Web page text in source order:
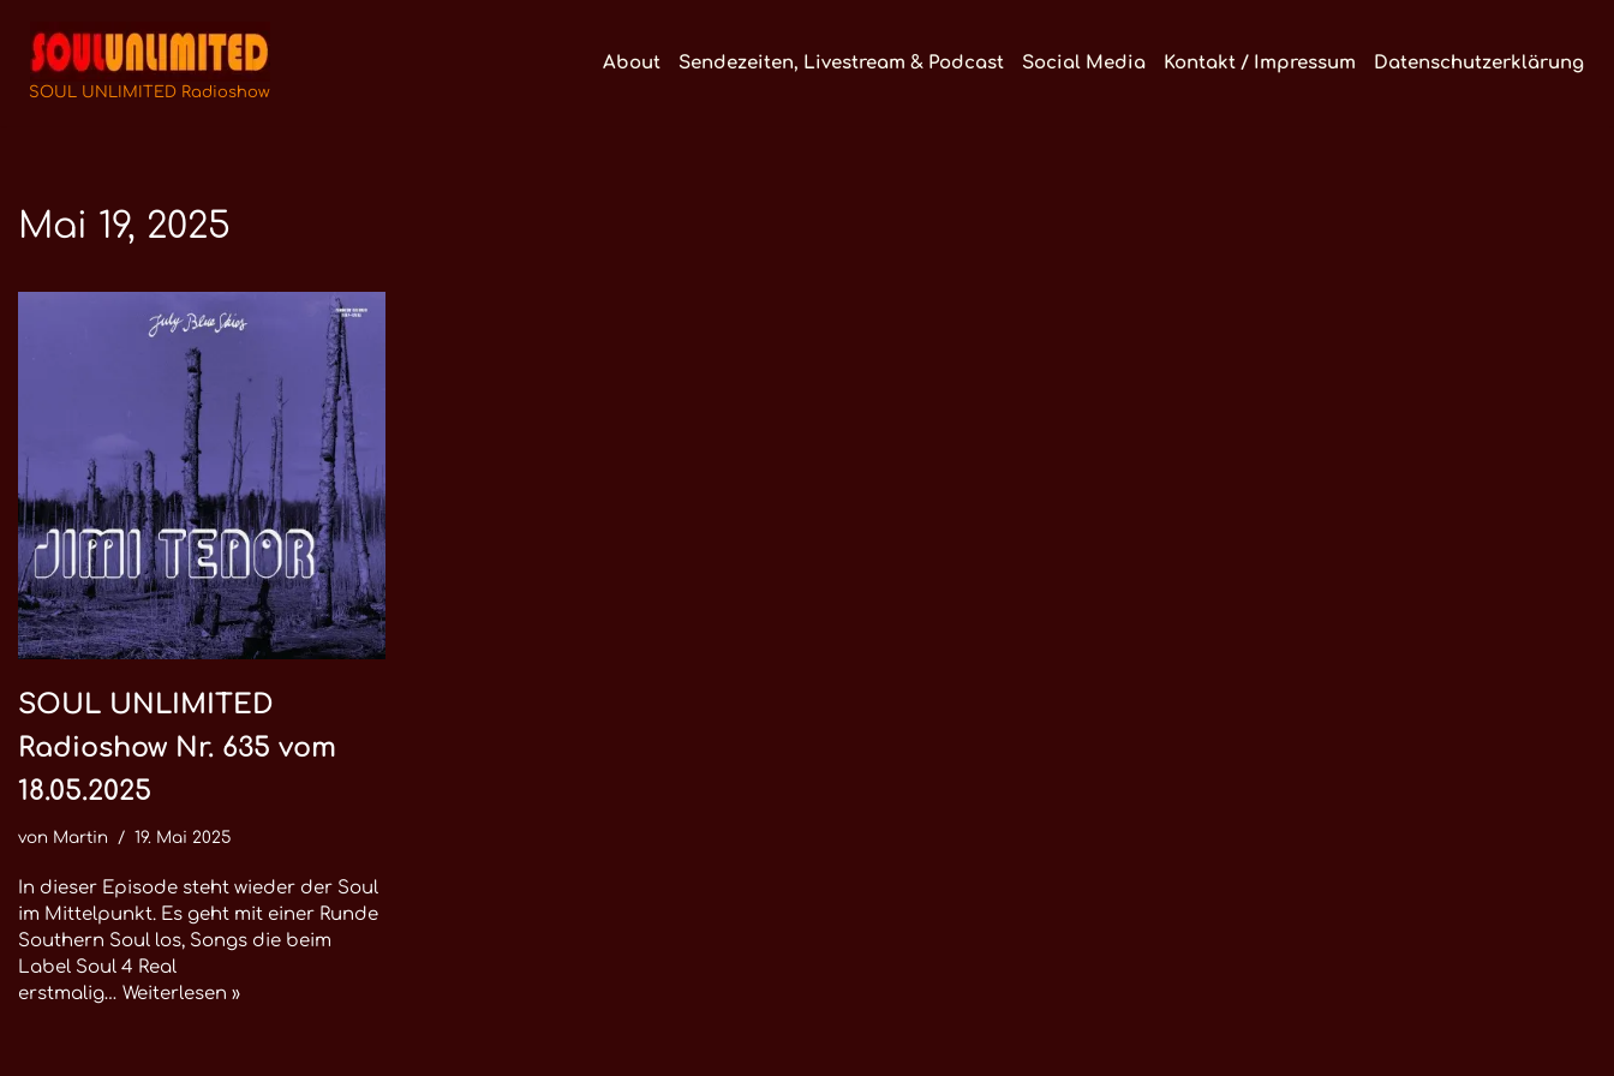
Zum
Inhalt
SOUL UNLIMITED Radioshow
About Sendezeiten, Livestream & Podcast Social Media Kontakt / Impressum Datenschutzerklärung
Mai 19, 2025
SOUL UNLIMITED
Radioshow Nr. 635 vom
18.05.2025
von Martin 19. Mai 2025
In dieser Episode steht wieder der Soul
im Mittelpunkt. Es geht mit einer Runde
Southern Soul los, Songs die beim
Label Soul 4 Real
erstmalig… Weiterlesen »